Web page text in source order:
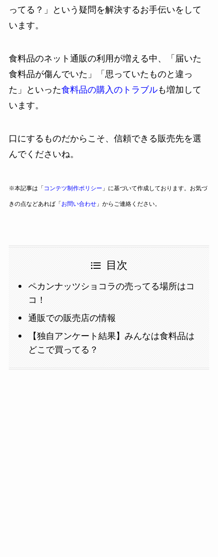
ってる？」という疑問を解決するお手伝いをして
います。
食料品のネット通販の利用が増える中、「届いた
食料品が傷んでいた」「思っていたものと違っ
た」といった食料品の購入のトラブルも増加して
います。
口にするものだからこそ、信頼できる販売先を選
んでくださいね。
※本記事は「 コンテツ制作ポリシー 」に基づいて作成しております。お気づ
きの点などあれば「お問い合わせ」からご連絡ください。
目次
ペカンナッツショコラの売ってる場所はコ
コ！
通販での販売店の情報
【独自アンケート結果】みんなは食料品は
どこで買ってる？